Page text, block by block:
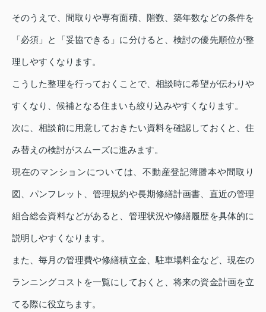
そのうえで、間取りや専有面積、階数、築年数などの条件を
「必須」と「妥協できる」に分けると、検討の優先順位が整
理しやすくなります。
こうした整理を行っておくことで、相談時に希望が伝わりや
すくなり、候補となる住まいも絞り込みやすくなります。
次に、相談前に用意しておきたい資料を確認しておくと、住
み替えの検討がスムーズに進みます。
現在のマンションについては、不動産登記簿謄本や間取り
図、パンフレット、管理規約や長期修繕計画書、直近の管理
組合総会資料などがあると、管理状況や修繕履歴を具体的に
説明しやすくなります。
また、毎月の管理費や修繕積立金、駐車場料金など、現在の
ランニングコストを一覧にしておくと、将来の資金計画を立
てる際に役立ちます。